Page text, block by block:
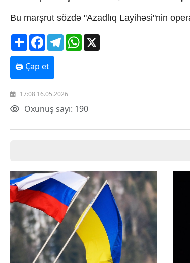
Texnologiya
Mətbuat-150
Missiyamız
Bu marşrut sözdə "Azadlıq Layihəsi"nin
ShareFacebookTelegramWhatsApp
🖨 Çap et
17:08 16.05.2026
Oxunuş sayı: 190